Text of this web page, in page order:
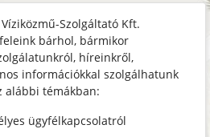
Szolgáltató Kft.
bárhol, bármikor
híreinkről,
információkkal szolgálhatunk
alábbi témákban:
ügyfélkapcsolatról